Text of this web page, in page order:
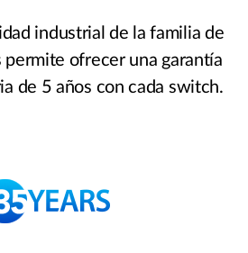
industrial de la familia de
ofrecer una garantía
de 5 años con cada switch.